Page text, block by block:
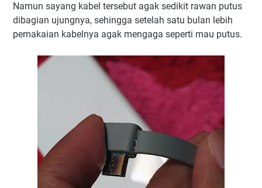
Namun sayang kabel tersebut agak sedikit rawan putus
dibagian ujungnya, sehingga setelah satu bulan lebih
pemakaian kabelnya agak mengaga seperti mau putus.